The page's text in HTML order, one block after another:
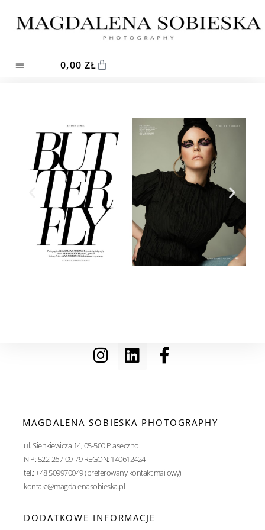
0,00 ZŁ
MAGDALENA SOBIESKA PHOTOGRAPHY
ul. Sienkiewicza 14, 05-500 Piaseczno
NIP: 522-267-09-79 REGON: 140612424
tel.: +48 509970049 (preferowany kontakt mailowy)
kontakt@magdalenasobieska.pl
DODATKOWE INFORMACJE